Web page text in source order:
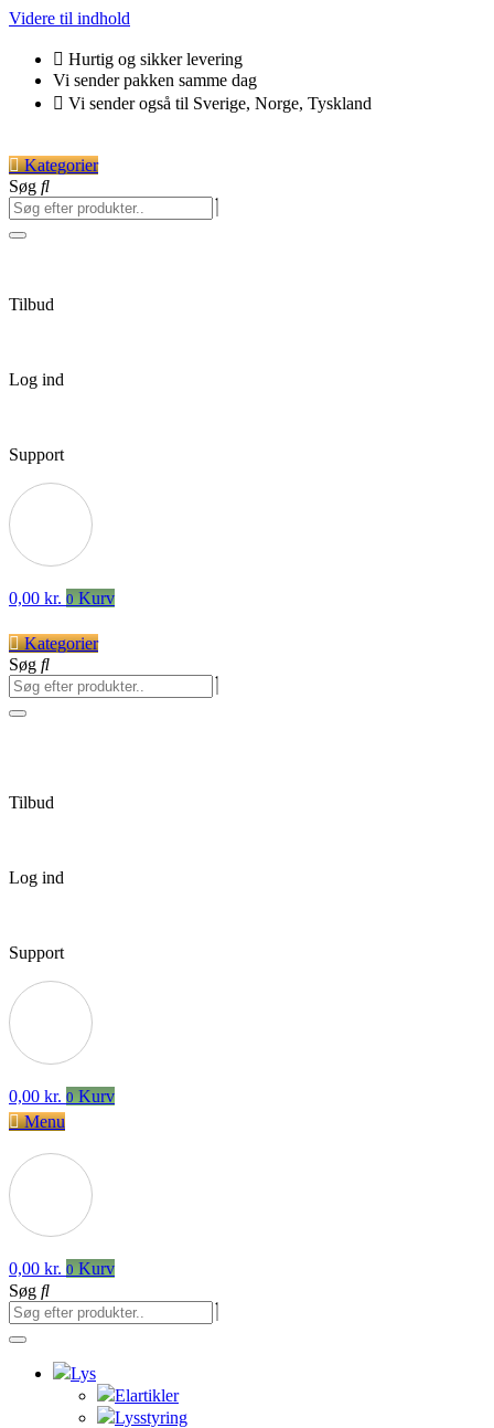
Videre til indhold
Hurtig og sikker levering
Vi sender pakken samme dag
Vi sender også til Sverige, Norge, Tyskland
Kategorier
Søg
Tilbud
Log ind
Support
0,00 kr. 0 Kurv
Kategorier
Søg
Tilbud
Log ind
Support
0,00 kr. 0 Kurv
Menu
0,00 kr. 0 Kurv
Søg
Lys
Elartikler
Lysstyring